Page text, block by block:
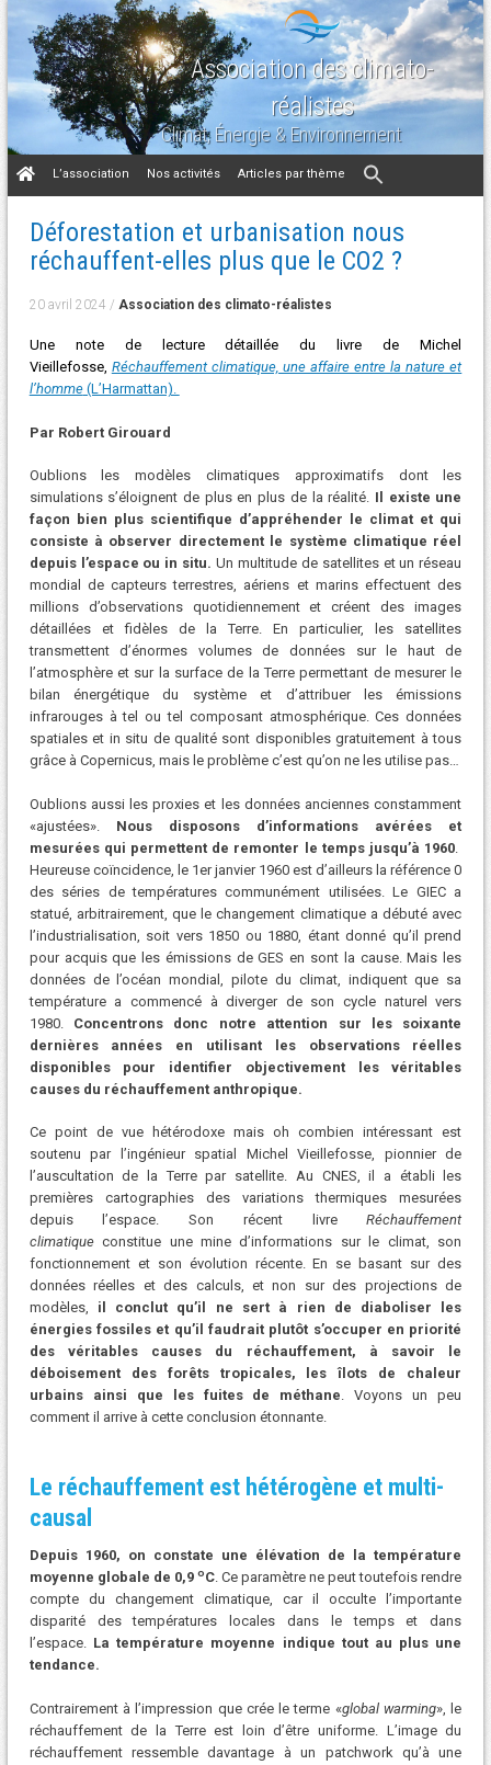
Association des climato-
réalistes
Climat, Énergie & Environnement
Aller
au
L’association Nos activités Articles par thème
Déforestation et urbanisation nous
réchauffent-elles plus que le CO2 ?
20 avril 2024 / Association des climato-réalistes
Une note de lecture détaillée du livre de Michel
Vieillefosse, Réchauffement climatique, une affaire entre la nature et
l’homme(L’Harmattan).
Par Robert Girouard
Oublions les modèles climatiques approximatifs dont les
simulations s’éloignent de plus en plus de la réalité. Il existe une
façon bien plus scientifique d’appréhender le climat et qui
consiste à observer directement le système climatique réel
depuis l’espace ou in situ.Un multitude de satellites et un réseau
mondial de capteurs terrestres, aériens et marins effectuent des
millions d’observations quotidiennement et créent des images
détaillées et fidèles de la Terre. En particulier, les satellites
transmettent d’énormes volumes de données sur le haut de
l’atmosphère et sur la surface de la Terre permettant de mesurer le
bilan énergétique du système et d’attribuer les émissions
infrarouges à tel ou tel composant atmosphérique. Ces données
spatiales et in situ de qualité sont disponibles gratuitement à tous
grâce à Copernicus, mais le problème c’est qu’on ne les utilise pas…
Oublions aussi les proxies et les données anciennes constamment
«ajustées». Nous disposons d’informations avérées et
mesurées qui permettent de remonter le temps jusqu’à 1960
Heureuse coïncidence, le 1er janvier 1960 est d’ailleurs la référence 0
des séries de températures communément utilisées. Le GIEC a
statué, arbitrairement, que le changement climatique a débuté avec
l’industrialisation, soit vers 1850 ou 1880, étant donné qu’il prend
pour acquis que les émissions de GES en sont la cause. Mais les
données de l’océan mondial, pilote du climat, indiquent que sa
température a commencé à diverger de son cycle naturel vers
1980. Concentrons donc notre attention sur les soixante
dernières années en utilisant les observations réelles
disponibles pour identifier objectivement les véritables
causes du réchauffement anthropique.
Ce point de vue hétérodoxe mais oh combien intéressant est
soutenu par l’ingénieur spatial Michel Vieillefosse, pionnier de
l’auscultation de la Terre par satellite. Au CNES, il a établi les
premières cartographies des variations thermiques mesurées
depuis l’espace. Son récent livreRéchauffement
climatiqueconstitue une mine d’informations sur le climat, son
fonctionnement et son évolution récente. En se basant sur des
données réelles et des calculs, et non sur des projections de
modèles, il conclut qu’il ne sert à rien de diaboliser les
énergies fossiles et qu’il faudrait plutôt s’occuper en priorité
des véritables causes du réchauffement, à savoir le
déboisement des forêts tropicales, les îlots de chaleur
urbains ainsi que les fuites de méthane. Voyons un peu
comment il arrive à cette conclusion étonnante.
Le réchauffement est hétérogène et multi-
causal
Depuis 1960, on constate une élévation de la température
moyenne globale de 0,9 oC. Ce paramètre ne peut toutefois rendre
compte du changement climatique, car il occulte l’importante
disparité des températures locales dans le temps et dans
l’espace. La température moyenne indique tout au plus une
tendance.
Contrairement à l’impression que crée le terme «global warming», le
réchauffement de la Terre est loin d’être uniforme. L’image du
réchauffement ressemble davantage à un patchwork qu’à une